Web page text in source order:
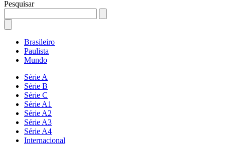
Pesquisar
Brasileiro
Paulista
Mundo
Série A
Série B
Série C
Série A1
Série A2
Série A3
Série A4
Internacional